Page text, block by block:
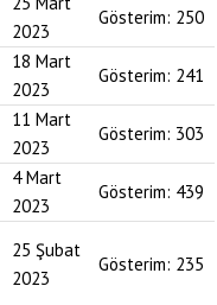
2023
Gösterim: 250
18 Mart
2023
Gösterim: 241
11 Mart
2023
Gösterim: 303
4 Mart
2023
Gösterim: 439
25 Şubat
2023
Gösterim: 235